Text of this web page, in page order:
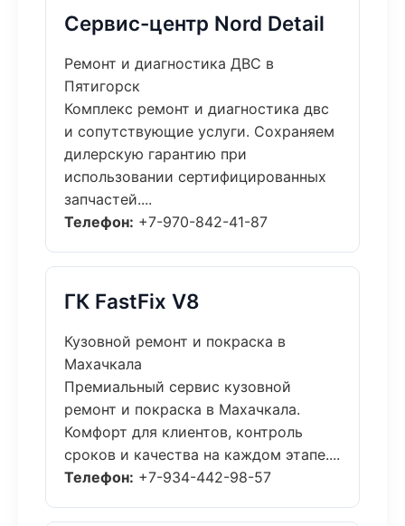
Сервис-центр Nord Detail
Ремонт и диагностика ДВС в
Пятигорск
Комплекс ремонт и диагностика двс
и сопутствующие услуги. Сохраняем
дилерскую гарантию при
использовании сертифицированных
запчастей....
Телефон: +7-970-842-41-87
ГК FastFix V8
Кузовной ремонт и покраска в
Махачкала
Премиальный сервис кузовной
ремонт и покраска в Махачкала.
Комфорт для клиентов, контроль
сроков и качества на каждом этапе....
Телефон: +7-934-442-98-57